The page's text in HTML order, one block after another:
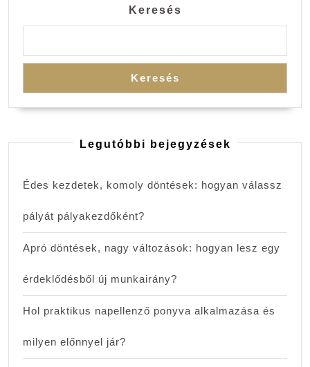
Keresés
Keresés
Legutóbbi bejegyzések
Édes kezdetek, komoly döntések: hogyan válassz
pályát pályakezdőként?
Apró döntések, nagy változások: hogyan lesz egy
érdeklődésből új munkairány?
Hol praktikus napellenző ponyva alkalmazása és
milyen előnnyel jár?